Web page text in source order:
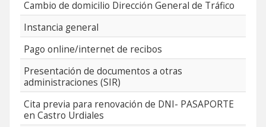
Cambio de domicilio Dirección General de Tráfico
Instancia general
Pago online/internet de recibos
Presentación de documentos a otras
administraciones (SIR)
Cita previa para renovación de DNI- PASAPORTE
en Castro Urdiales